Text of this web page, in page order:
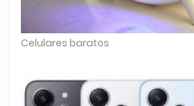
Celulares baratos